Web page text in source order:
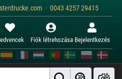
· 0043 4257 29415
Fiók létrehozása Bejelentkezés